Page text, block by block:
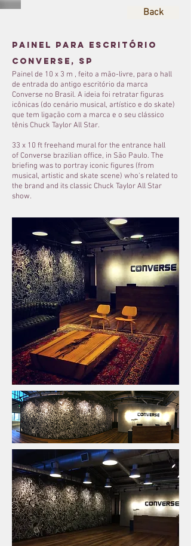
Back
painel para Escritório
converse, SP
Painel de 10 x 3 m ​ , feito a mão-livre, para o hall
de entrada do antigo escritório da marca
Converse no Brasil. A ideia foi retratar figuras
icônicas (do cenário musical, artístico e do skate)
que tem ligação com a marca e o seu clássico
tênis Chuck Taylor All Star.
33 x 10 ft freehand mural for the entrance hall
of Converse brazilian office, in São Paulo. The
briefing was to portray iconic figures (from
musical, artistic and skate scene) who's related to
the brand and its classic Chuck Taylor All Star
show.